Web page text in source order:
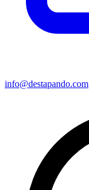
info@destapando.com